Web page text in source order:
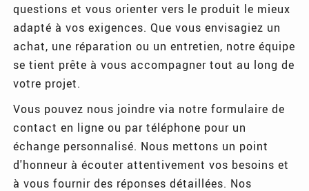
questions et vous orienter vers le produit le mieux
adapté à vos exigences. Que vous envisagiez un
achat, une réparation ou un entretien, notre équipe
se tient prête à vous accompagner tout au long de
votre projet.
Vous pouvez nous joindre via notre formulaire de
contact en ligne ou par téléphone pour un
échange personnalisé. Nous mettons un point
d'honneur à écouter attentivement vos besoins et
à vous fournir des réponses détaillées. Nos